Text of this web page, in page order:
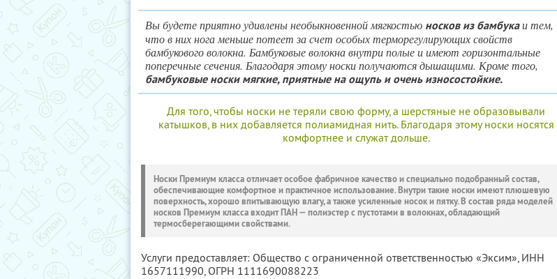
Вы будете приятно удивлены необыкновенной мягкостью носков из бамбукаи тем,
что в них нога меньше потеет за счет особых терморегулирующих свойств
бамбукового волокна. Бамбуковые волокна внутри полые и имеют горизонтальные
поперечные сечения. Благодаря этому носки получаются дышащими. Кроме того,
бамбуковые носки мягкие, приятные на ощупь и очень износостойкие.
Для того, чтобы носки не теряли свою форму, а шерстяные не образовывали
катышков, в них добавляется полиамидная нить. Благодаря этому носки носятся
комфортнее и служат дольше.
Носки Премиум класса отличает особое фабричное качество и специально подобранный состав,
обеспечивающие комфортное и практичное использование. Внутри такие носки имеют плюшевую
поверхность, хорошо впитывающую влагу, а также усиленные носок и пятку. В состав ряда моделей
носков Премиум класса входит ПАН — полиэстер с пустотами в волокнах, обладающий
термосберегающими свойствами.
Услуги предоставляет: Общество с ограниченной ответственностью «Эксим», ИНН
1657111990, ОГРН 1111690088223